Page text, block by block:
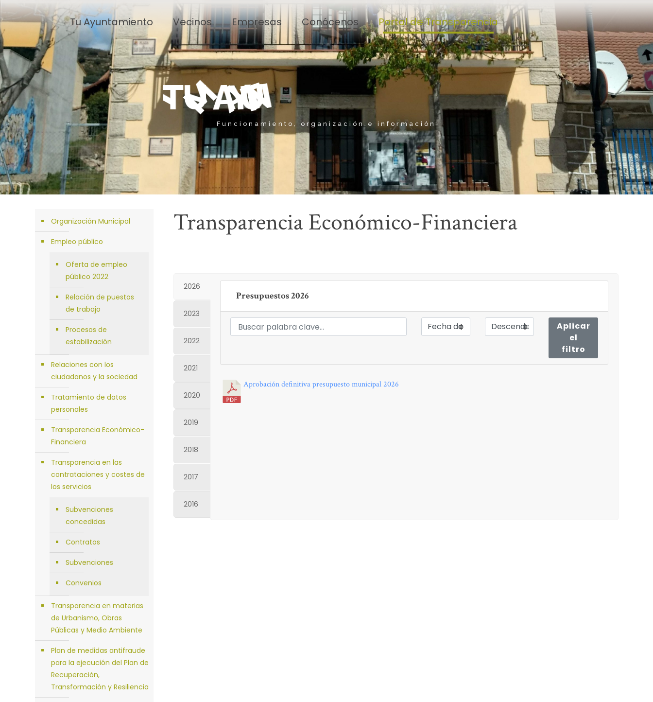
Tu Ayuntamiento Vecinos Empresas Conócenos Portal de Transparencia
TUAYUNTAM NTO
Funcionamiento, organización e información
Transparencia Económico-Financiera
2026
2023
2022
2021
2020
2019
2018
2017
2016
Presupuestos 2026
Aplicar
el
filtro
Aprobación definitiva presupuesto municipal 2026
Organización Municipal
Empleo público
Oferta de empleo
público 2022
Relación de puestos
de trabajo
Procesos de
estabilización
Relaciones con los
ciudadanos y la sociedad
Tratamiento de datos
personales
Transparencia Económico-
Financiera
Transparencia en las
contrataciones y costes de
los servicios
Subvenciones
concedidas
Contratos
Subvenciones
Convenios
Transparencia en materias
de Urbanismo, Obras
Públicas y Medio Ambiente
Plan de medidas antifraude
para la ejecución del Plan de
Recuperación,
Transformación y Resiliencia